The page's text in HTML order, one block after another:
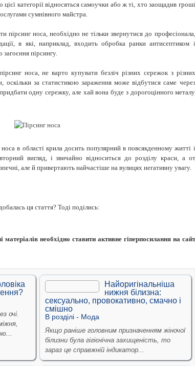
категорії відносяться самоучки або ж ті, хто заощадив гроші
сумнівного майстра.
пірсинг носа, необхідно не тільки звернутися до професіонала,
в які, наприклад, входить обробка ранки антисептиком і
пірсингу.
носа, не варто купувати безліч різних сережок з різних
оскільки за статистикою зараження може відбутися саме через
одну сережку, але хай вона буде з дорогоцінного металу
в області крила досить популярний в повсякденному житті і
вигляд, і звичайно відноситься до розділу краси, а от
але й привертають найчастіше на вулицях негативну увагу.
ця стаття? Тоді поділись:
необхідно ставити активне гіперпосилання на сайт
очі.
Найоригінальніша
нижня білизна:
сексуально, провокативно, смачно і
смішно
В рoздiлi - Мода
Якщо раніше головним призначенням жіночої
білизни була гігієнічна захищеність, то
зараз це справжній індикатор...